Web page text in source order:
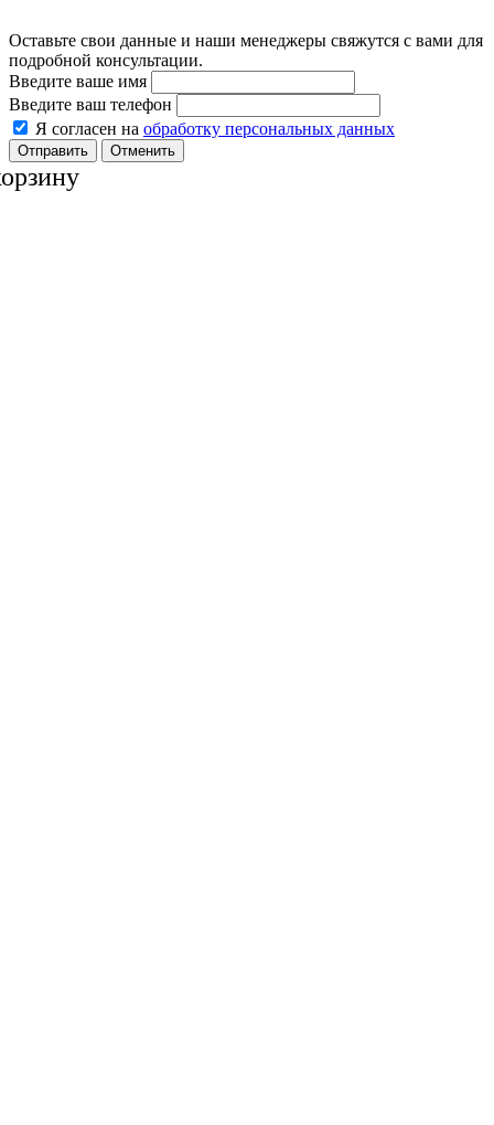
Оставьте свои данные и наши менеджеры свяжутся с вами для
подробной консультации.
Введите ваше имя
Введите ваш телефон
Я согласен на обработку персональных данных
Отменить